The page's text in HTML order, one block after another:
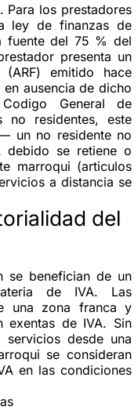
Para los prestadores
ley de finanzas de
fuente del 75 % del
presenta un
emitido hace
ausencia de dicho
General de
no residentes, este
un no residente no
debido se retiene o
marroqui (articulos
a distancia se
del
se benefician de un
de IVA. Las
una zona franca y
exentas de IVA. Sin
desde una
se consideran
en las condiciones